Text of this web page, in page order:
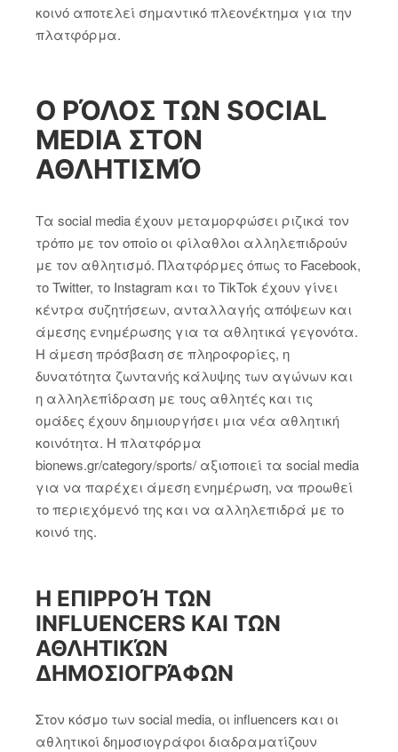
κοινό αποτελεί σημαντικό πλεονέκτημα για την
πλατφόρμα.
Ο ΡΌΛΟΣ ΤΩΝ SOCIAL
MEDIA ΣΤΟΝ
ΑΘΛΗΤΙΣΜΌ
Τα social media έχουν μεταμορφώσει ριζικά τον
τρόπο με τον οποίο οι φίλαθλοι αλληλεπιδρούν
με τον αθλητισμό. Πλατφόρμες όπως το Facebook,
το Twitter, το Instagram και το TikTok έχουν γίνει
κέντρα συζητήσεων, ανταλλαγής απόψεων και
άμεσης ενημέρωσης για τα αθλητικά γεγονότα.
Η άμεση πρόσβαση σε πληροφορίες, η
δυνατότητα ζωντανής κάλυψης των αγώνων και
η αλληλεπίδραση με τους αθλητές και τις
ομάδες έχουν δημιουργήσει μια νέα αθλητική
κοινότητα. Η πλατφόρμα
bionews.gr/category/sports/ αξιοποιεί τα social media
για να παρέχει άμεση ενημέρωση, να προωθεί
το περιεχόμενό της και να αλληλεπιδρά με το
κοινό της.
Η ΕΠΙΡΡΟΉ ΤΩΝ
INFLUENCERS ΚΑΙ ΤΩΝ
ΑΘΛΗΤΙΚΏΝ
ΔΗΜΟΣΙΟΓΡΆΦΩΝ
Στον κόσμο των social media, οι influencers και οι
αθλητικοί δημοσιογράφοι διαδραματίζουν